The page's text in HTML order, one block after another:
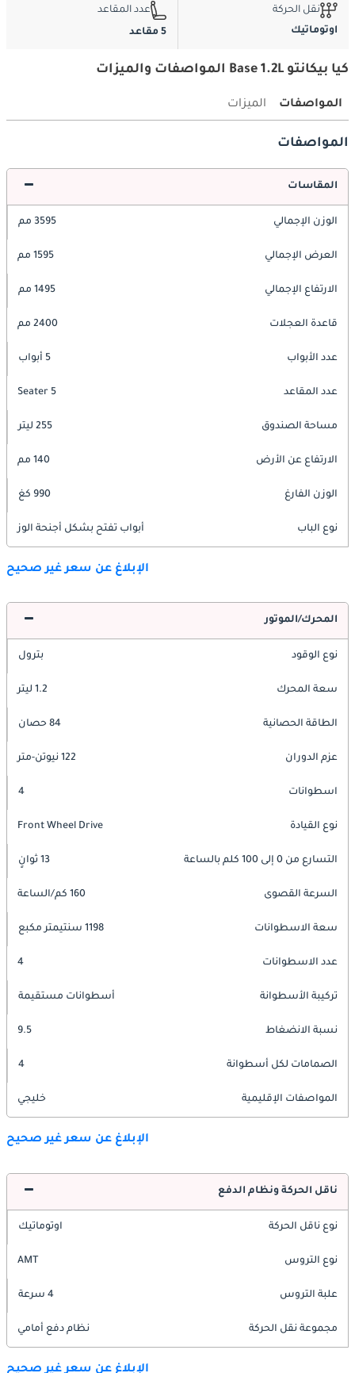
نقل الحركة
اوتوماتيك
عدد المقاعد
5 مقاعد
كيا بيكانتو Base 1.2L المواصفات والميزات
المواصفات الميزات
المواصفات
المقاسات
الوزن الإجمالي 3595 مم
العرض الإجمالي 1595 مم
الارتفاع الإجمالي 1495 مم
قاعدة العجلات 2400 مم
عدد الأبواب 5 أبواب
عدد المقاعد 5 Seater
مساحة الصندوق 255 ليتر
الارتفاع عن الأرض 140 مم
الوزن الفارغ 990 كغ
نوع الباب أبواب تفتح بشكل أجنحة الوز
الإبلاغ عن سعر غير صحيح
المحرك/الموتور
نوع الوقود بترول
سعة المحرك 1.2 ليتر
الطاقة الحصانية 84 حصان
عزم الدوران 122 نيوتن-متر
اسطوانات 4
نوع القيادة Front Wheel Drive
التسارع من 0 إلى 100 كلم بالساعة 13 ثوانٍ
السرعة القصوى 160 كم/الساعة
سعة الاسطوانات 1198 سنتيمتر مكبع
عدد الاسطوانات 4
تركيبة الأسطوانة أسطوانات مستقيمة
نسبة الانضغاط 9.5
الصمامات لكل أسطوانة 4
المواصفات الإقليمية خليجي
الإبلاغ عن سعر غير صحيح
ناقل الحركة ونظام الدفع
نوع ناقل الحركة اوتوماتيك
نوع التروس AMT
علبة التروس 4 سرعة
مجموعة نقل الحركة نظام دفع أمامي
الإبلاغ عن سعر غير صحيح